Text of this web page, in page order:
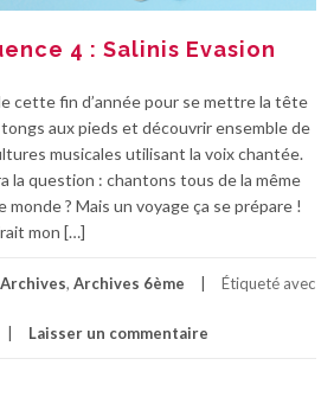
4 : Salinis Evasion
cette fin d’année pour se mettre la tête
tongs aux pieds et découvrir ensemble de
musicales utilisant la voix chantée.
la question : chantons tous de la même
monde ? Mais un voyage ça se prépare !
mon […]
Archives, Archives 6ème Étiqueté avec
Laisser un commentaire